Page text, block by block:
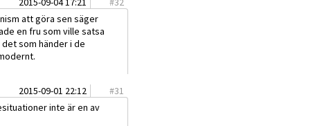
att göra sen säger
en fru som ville satsa
som händer i de
2015-09-01 22:12 #31
inte är en av